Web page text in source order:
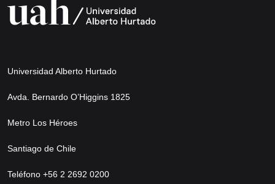
Universidad Alberto Hurtado
Avda. Bernardo O’Higgins 1825
Metro Los Héroes
Santiago de Chile
Teléfono +56 2 2692 0200